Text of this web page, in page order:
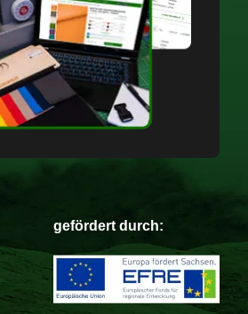
gefördert durch: